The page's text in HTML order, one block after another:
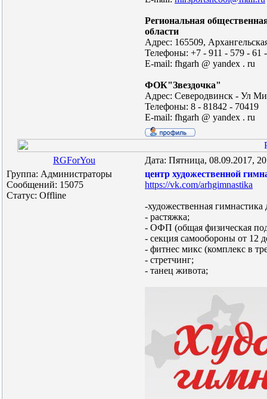
Региональная
области
Адрес: 165509,
Телефоны: +7 - 911 - 579 - 61
E-mail: fhgarh @ yandex . ru
ФОК"Звездочка"
Адрес: Северодвинск - Ул
Телефоны: 8 - 81842 - 70419
E-mail: fhgarh @ yandex . ru
RGForYou
Дата: Пятница, 08.09.2017,
Группа: Администраторы
Сообщений: 15075
Статус: Offline
центр художественной
https://vk.com/arhgimnastika
-художественная гимнастика
- растяжка;
- ОФП (общая физическая
- секция самообороны от 12
- фитнес микс (комплекс в
- стретчинг;
- танец живота;